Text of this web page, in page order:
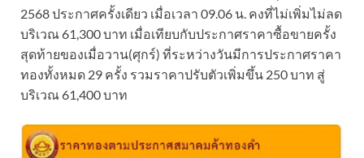
2568 ประกาศครั้งเดียว เมื่อเวลา 09.06 น. คงที่ไม่เพิ่มไม่ลด
บริเวณ 61,300 บาท เมื่อเทียบกับประกาศราคาซื้อขายครั้ง
สุดท้ายของเมื่อวาน(ศุกร์) ที่ระหว่างวันมีการประกาศราคา
ทองทั้งหมด 29 ครั้ง รวมราคาปรับตัวเพิ่มขึ้น 250 บาท สู่
บริเวณ 61,400 บาท